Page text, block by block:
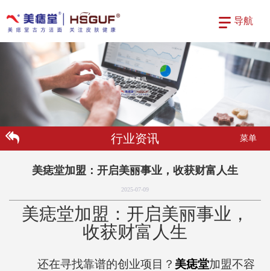
导航
行业资讯 菜单
美痣堂加盟：开启美丽事业，收获财富人生
2025-07-09
美痣堂加盟： 开启美丽事业，
收获财富人生
还在寻找靠谱的创业项目？ 美痣堂加盟不容